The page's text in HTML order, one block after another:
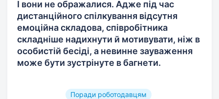
І вони не ображалися. Адже під час
дистанційного спілкування відсутня
емоційна складова, співробітника
складніше надихнути й мотивувати, ніж в
особистій бесіді, а невинне зауваження
може бути зустрінуте в багнети.
Поради роботодавцям